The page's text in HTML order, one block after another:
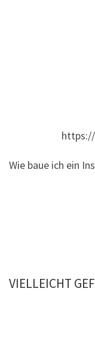
Wie baue ich ein
VIELLEICHT